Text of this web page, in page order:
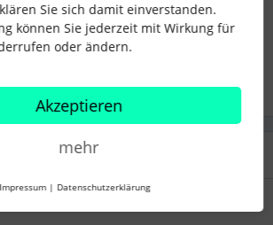
Sie sich damit einverstanden.
können Sie jederzeit mit Wirkung für
oder ändern.
Akzeptieren
mehr
Impressum | Datenschutzerklärung